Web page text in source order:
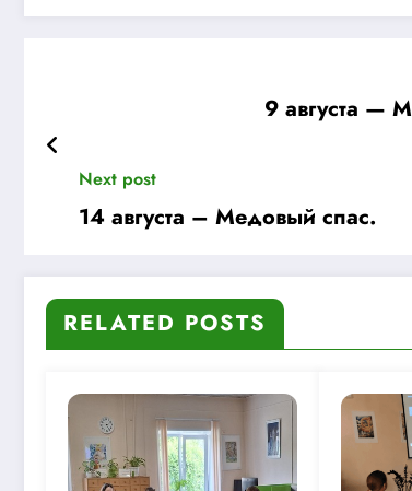
9 августа —
Next post
14 августа – Медовый спас.
RELATED POSTS